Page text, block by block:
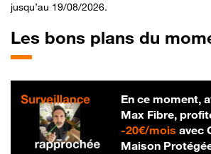
jusqu’au 19/08/2026.
Les bons plans du
En ce moment,
Max Fibre,
-20€/mois20 €
avec
Maison